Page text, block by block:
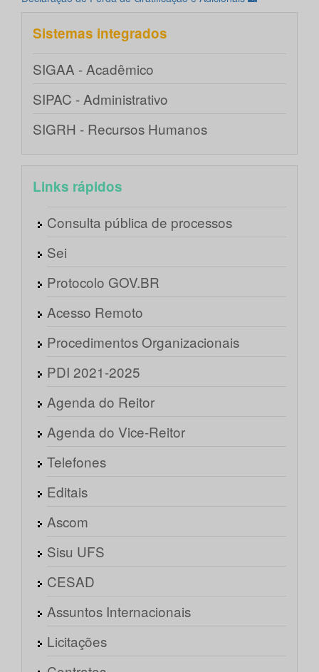
Sistemas integrados
SIGAA - Acadêmico
SIPAC - Administrativo
SIGRH - Recursos Humanos
Links rápidos
Consulta pública de processos
Sei
Protocolo GOV.BR
Acesso Remoto
Procedimentos Organizacionais
PDI 2021-2025
Agenda do Reitor
Agenda do Vice-Reitor
Telefones
Editais
Ascom
Sisu UFS
CESAD
Assuntos Internacionais
Licitações